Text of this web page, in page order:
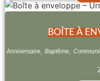
BOÎTE À
Anniversaire, Baptême,